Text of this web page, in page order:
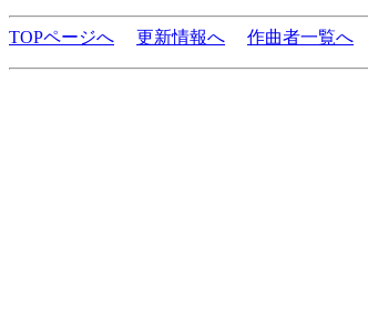
TOPページへ 更新情報へ 作曲者一覧へ